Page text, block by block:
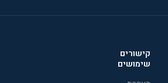
קישורים
שימושים